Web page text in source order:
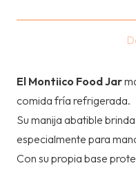
El Montiico Food Jar
comida fría refrigerada.
Su manija abatible
especialmente para
Con su propia base